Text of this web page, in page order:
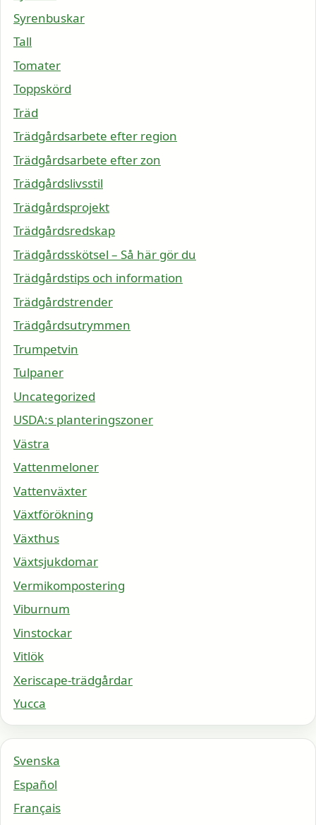
Syrenbuskar
Tall
Tomater
Toppskörd
Träd
Trädgårdsarbete efter region
Trädgårdsarbete efter zon
Trädgårdslivsstil
Trädgårdsprojekt
Trädgårdsredskap
Trädgårdsskötsel – Så här gör du
Trädgårdstips och information
Trädgårdstrender
Trädgårdsutrymmen
Trumpetvin
Tulpaner
Uncategorized
USDA:s planteringszoner
Västra
Vattenmeloner
Vattenväxter
Växtförökning
Växthus
Växtsjukdomar
Vermikompostering
Viburnum
Vinstockar
Vitlök
Xeriscape-trädgårdar
Yucca
Svenska
Español
Français